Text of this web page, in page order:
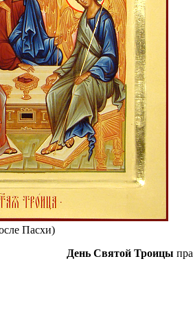
Пасхи)
День Святой Троицы